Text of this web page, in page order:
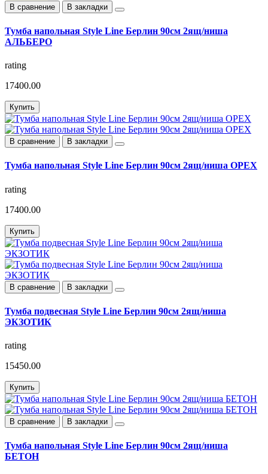
В сравнение В закладки
Тумба напольная Style Line Берлин 90см 2ящ/ниша
АЛЬБЕРО
rating
17400.00
Купить
В сравнение В закладки
Тумба напольная Style Line Берлин 90см 2ящ/ниша ОРЕХ
rating
17400.00
Купить
В сравнение В закладки
Тумба подвесная Style Line Берлин 90см 2ящ/ниша
ЭКЗОТИК
rating
15450.00
Купить
В сравнение В закладки
Тумба напольная Style Line Берлин 90см 2ящ/ниша
БЕТОН